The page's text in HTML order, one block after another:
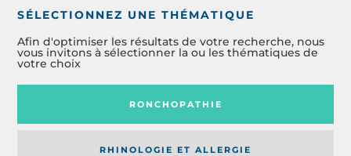
SÉLECTIONNEZ UNE THÉMATIQUE
Afin d'optimiser les résultats de votre recherche, nous
vous invitons à sélectionner la ou les thématiques de
votre choix
RONCHOPATHIE
RHINOLOGIE ET ALLERGIE